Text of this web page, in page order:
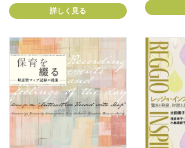
詳しく見る